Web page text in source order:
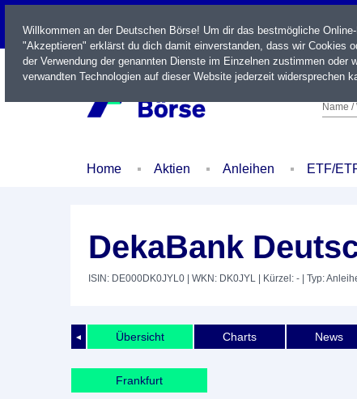
LIVE
Name /
Home Aktien Anleihen ETF/
DekaBank
ISIN: DE000DK0JYL0 | WKN: DK0JYL | Kürzel: - | Typ:
◄ Übersicht Charts News
Frankfurt
Willkommen an der Deutschen Börse! Um dir das bestmögliche
"Akzeptieren" erklärst du dich damit einverstanden, dass wir Cookies
der Verwendung der genannten Dienste im Einzelnen zustimmen
verwandten Technologien auf dieser Website jederzeit widersprechen